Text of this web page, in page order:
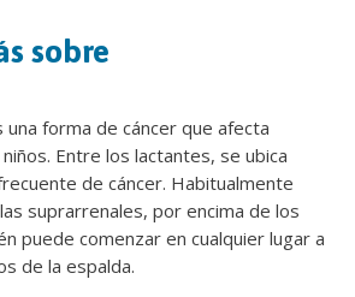
sobre
una forma de cáncer que afecta
Entre los lactantes, se ubica
de cáncer. Habitualmente
suprarrenales, por encima de los
puede comenzar en cualquier lugar a
de la espalda.